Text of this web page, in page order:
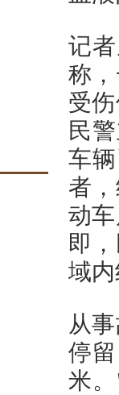
记
称
受
民
车
者
动
即
域
从
停
米